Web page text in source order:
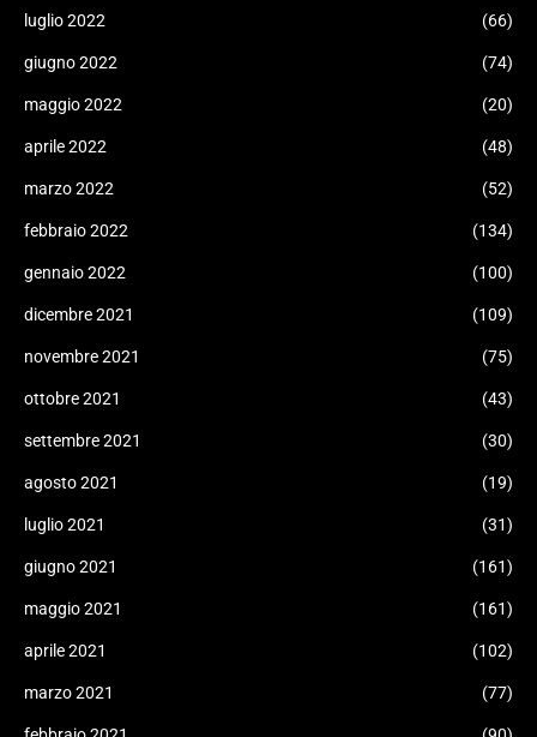
luglio 2022 (66)
giugno 2022 (74)
maggio 2022 (20)
aprile 2022 (48)
marzo 2022 (52)
febbraio 2022 (134)
gennaio 2022 (100)
dicembre 2021 (109)
novembre 2021 (75)
ottobre 2021 (43)
settembre 2021 (30)
agosto 2021 (19)
luglio 2021 (31)
giugno 2021 (161)
maggio 2021 (161)
aprile 2021 (102)
marzo 2021 (77)